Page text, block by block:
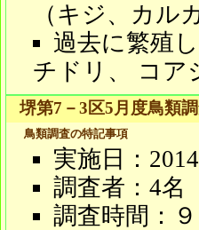
（キジ、カル
過去に繁殖
チドリ、 コア
堺第7－3区5月度鳥類
鳥類調査の特記事項
実施日：
調査者：4名
調査時間：